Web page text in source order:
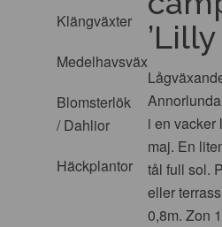
Klängväxter
Medelhavsväxter
Blomsterlök
/ Dahlior
Häckplantor
i en vacker
maj. En
tål full sol.
eller
0,8m. Zon